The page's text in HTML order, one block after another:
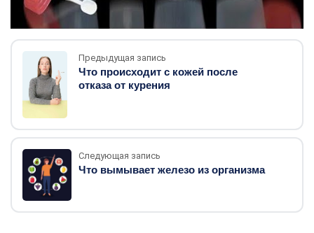
Предыдущая запись
Что происходит с кожей после
отказа от курения
Следующая запись
Что вымывает железо из организма